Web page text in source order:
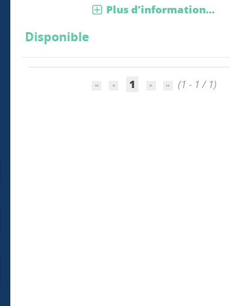
Plus d'information...
Disponible
1 (1 - 1 / 1)